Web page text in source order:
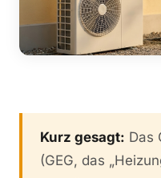
Kurz gesagt: Das
(GEG, das